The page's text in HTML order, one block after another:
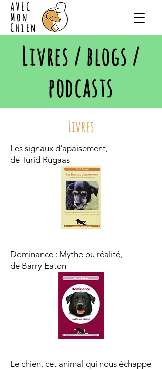
AVEC
Mon
Chien
Livres / blogs /
podcasts
Livres
Les signaux d'apaisement,
de Turid Rugaas
Dominance : Mythe ou réalité,
de Barry Eaton
Le chien, cet animal qui nous échappe